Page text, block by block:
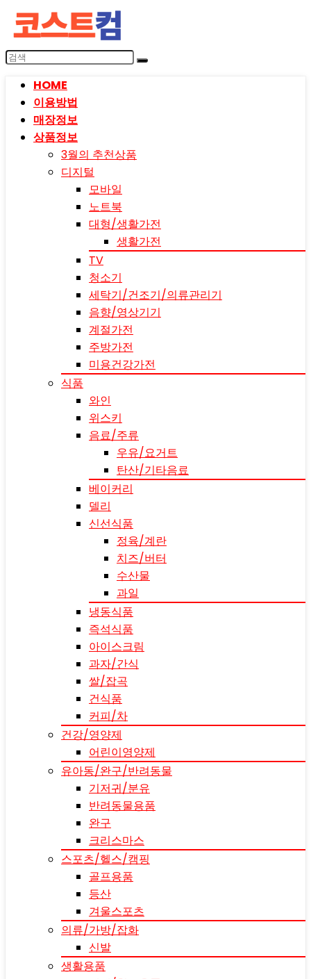
HOME
이용방법
매장정보
상품정보
3월의 추천상품
디지털
모바일
노트북
대형/생활가전
생활가전
TV
청소기
세탁기/건조기/의류관리기
음향/영상기기
계절가전
주방가전
미용건강가전
식품
와인
위스키
음료/주류
우유/요거트
탄산/기타음료
베이커리
델리
신선식품
정육/계란
치즈/버터
수산물
과일
냉동식품
즉석식품
아이스크림
과자/간식
쌀/잡곡
건식품
커피/차
건강/영양제
어린이영양제
유아동/완구/반려동물
기저귀/분유
반려동물용품
완구
크리스마스
스포츠/헬스/캠핑
골프용품
등산
겨울스포츠
의류/가방/잡화
신발
생활용품